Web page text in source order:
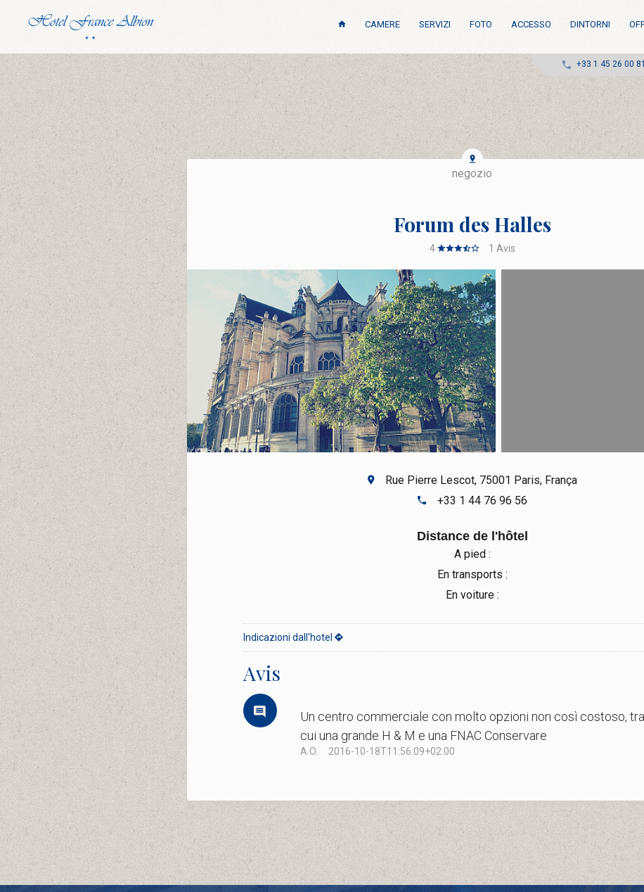
CAMERE SERVIZI FOTO ACCESSO DINTORNI
+33 1 45 26 00 81
negozio
Forum des Halles
4 1 Avis
Rue Pierre Lescot, 75001 Paris, França
+33 1 44 76 96 56
Distance de l'hôtel
A pied :
En transports :
En voiture :
Indicazioni dall'hotel
Avis
Un centro commerciale con molto opzioni non così costoso, tra
cui una grande H & M e una FNAC Conservare
A.O. 2016-10-18T11:56:09+02:00